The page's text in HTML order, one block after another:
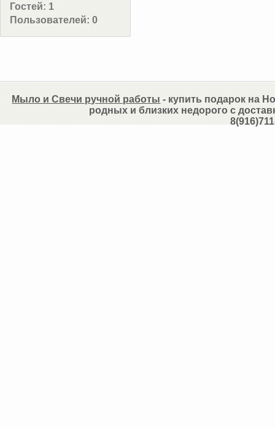
Гостей: 1
Пользователей: 0
Мыло и Свечи ручной работы - купить подарок на
родных и близких недорого с